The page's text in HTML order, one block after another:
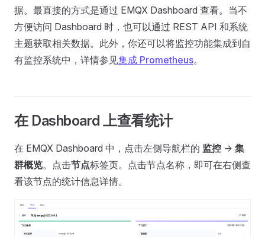
据。最直接的方式是通过 EMQX Dashboard 查看。当不
方便访问 Dashboard 时，也可以通过 REST API 和系统
主题获取相关数据。此外，你还可以将监控功能集成到自
有监控系统中，详情参见集成 Prometheus。
在 Dashboard 上查看统计
在 EMQX Dashboard 中，点击左侧导航栏的 监控 -> 集
群概览。点击节点标签页。点击节点名称，即可在右侧查
看该节点的统计信息详情。